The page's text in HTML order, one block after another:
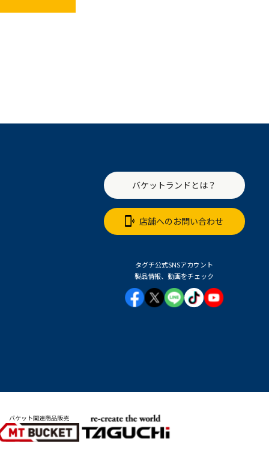
バケットランドとは？
店舗へのお問い合わせ
タグチ公式SNSアカウント
製品情報、動画をチェック
バケット関連商品販売